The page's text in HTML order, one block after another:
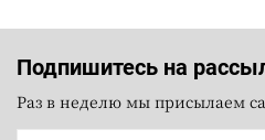
Подпишитесь на
Раз в неделю мы присылаем